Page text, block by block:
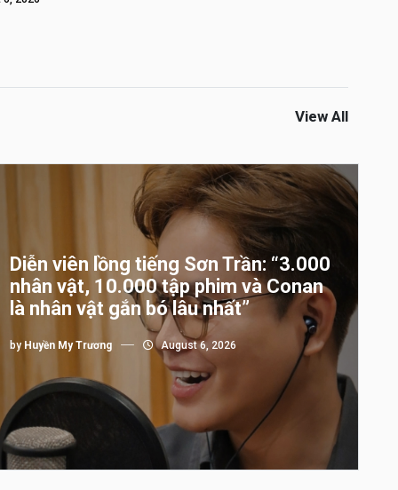
View All
Diễn viên lồng tiếng Sơn Trần: “3.000
nhân vật, 10.000 tập phim và Conan
là nhân vật gắn bó lâu nhất”
by Huyền My Trương August 6, 2026